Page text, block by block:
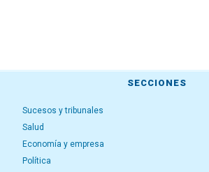
SECCIONES
Sucesos y tribunales
Salud
Economía y empresa
Política